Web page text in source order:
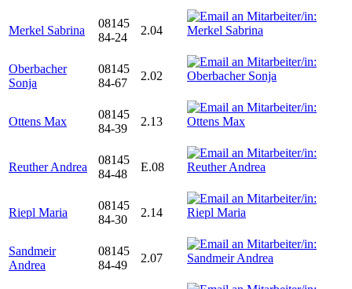
Merkel Sabrina
08145
84-24
2.04
Oberbacher
Sonja
08145
84-67
2.02
Ottens Max
08145
84-39
2.13
Reuther Andrea
08145
84-48
E.08
Riepl Maria
08145
84-30
2.14
Sandmeir
Andrea
08145
84-49
2.07